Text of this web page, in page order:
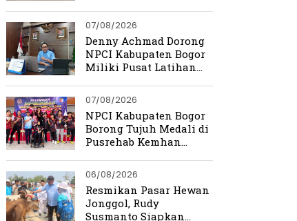
07/08/2026
Denny Achmad Dorong
NPCI Kabupaten Bogor
Miliki Pusat Latihan
07/08/2026
NPCI Kabupaten Bogor
Borong Tujuh Medali di
Pusrehab Kemhan
2026
06/08/2026
Resmikan Pasar Hewan
Jonggol, Rudy
Susmanto Siapkan